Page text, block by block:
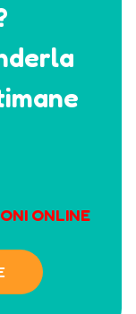
ONLINE